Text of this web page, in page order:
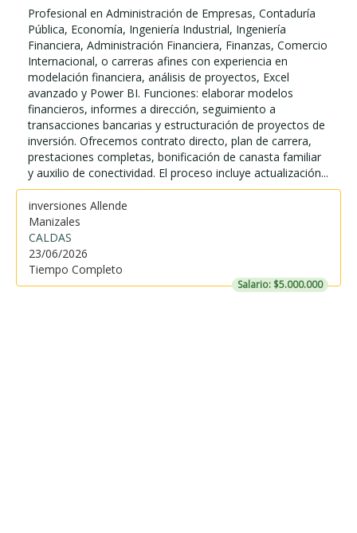
Profesional en Administración de Empresas, Contaduría
Pública, Economía, Ingeniería Industrial, Ingeniería
Financiera, Administración Financiera, Finanzas, Comercio
Internacional, o carreras afines con experiencia en
modelación financiera, análisis de proyectos, Excel
avanzado y Power BI. Funciones: elaborar modelos
financieros, informes a dirección, seguimiento a
transacciones bancarias y estructuración de proyectos de
inversión. Ofrecemos contrato directo, plan de carrera,
prestaciones completas, bonificación de canasta familiar
y auxilio de conectividad. El proceso incluye actualización...
inversiones Allende
Manizales
CALDAS
23/06/2026
Tiempo Completo
Salario: $5.000.000